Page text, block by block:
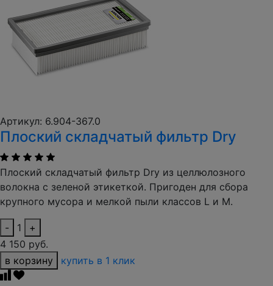
Артикул: 6.904-367.0
Плоский складчатый фильтр Dry
Плоский складчатый фильтр Dry из целлюлозного
волокна с зеленой этикеткой. Пригоден для сбора
крупного мусора и мелкой пыли классов L и M.
- 1
+
4 150 руб.
в корзину
купить в 1 клик